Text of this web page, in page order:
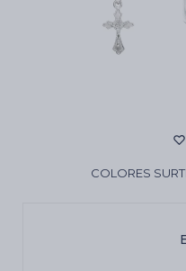
COLORES
Cartas de Tarot
Aromatizantes de